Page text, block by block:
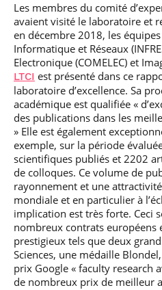
Les membres du comité
avaient visité le laboratoire et
en décembre 2018, les
Informatique et Réseaux
Electronique (COMELEC) et
LTCI est présenté dans ce
laboratoire d’excellence. Sa
académique est qualifiée «
des publications dans les
» Elle est également
exemple, sur la période
scientifiques publiés et 2202
de colloques. Ce volume de
rayonnement et une
mondiale et en particulier à
implication est très forte. Ceci
nombreux contrats européens
prestigieux tels que deux
Sciences, une médaille
prix Google « faculty research
de nombreux prix de meilleur